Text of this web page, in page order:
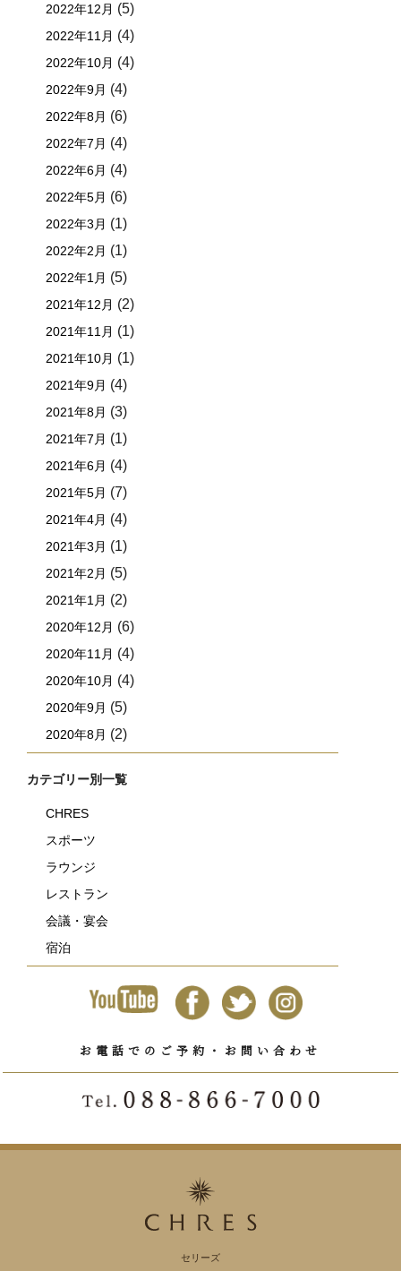
2022年12月 (5)
2022年11月 (4)
2022年10月 (4)
2022年9月 (4)
2022年8月 (6)
2022年7月 (4)
2022年6月 (4)
2022年5月 (6)
2022年3月 (1)
2022年2月 (1)
2022年1月 (5)
2021年12月 (2)
2021年11月 (1)
2021年10月 (1)
2021年9月 (4)
2021年8月 (3)
2021年7月 (1)
2021年6月 (4)
2021年5月 (7)
2021年4月 (4)
2021年3月 (1)
2021年2月 (5)
2021年1月 (2)
2020年12月 (6)
2020年11月 (4)
2020年10月 (4)
2020年9月 (5)
2020年8月 (2)
カテゴリー別一覧
CHRES
スポーツ
ラウンジ
レストラン
会議・宴会
宿泊
お電話でのご予約・お問い合わせ
セリーズ